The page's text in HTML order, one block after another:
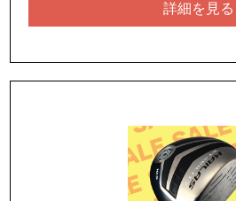
詳細を見る